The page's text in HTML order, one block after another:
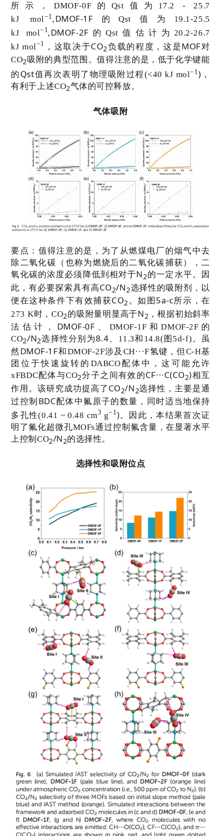
所示，DMOF-0F 的 Qst 值为 17.2 - 25.7
kJmol−1 ,DMOF-1F 的Qst 值为 19.1-25.5
kJ mol−1,DMOF-2F 的Qst 值估计为 20.2-26.7
kJmol−1 ，这取决于CO2负载的程度，这是MOF对
CO2吸附的典型范围。值得注意的是，低于化学键能
的 Qst值再次表明了物理吸附过程(<40 kJ mol−1) ，
有利于上述CO2气体的可控释放。
气体吸附
要点： 值得注意的是，为了从燃煤电厂的烟气中去
除二氧化碳（也称为燃烧后的二氧化碳捕获），二
氧化碳的浓度必须降低到相对于N2的一定水平。
因
此，有必要探索具有高CO2/N2选择性的吸附剂，以
便在这种条件下有效捕获CO2。如图 5a-c所示，在
273 K时，CO2的吸附量明显高于N2 ，根据初始斜率
法估计， DMOF-0F 、 DMOF-1F 和DMOF-2F 的
CO2/N2选择性分别为8.4、 11.3和 14.8( 图 5d-f)。虽
然 DMOF-1F和 DMOF-2F涉及 CH···F氢键，但 C-H基
团位于快速旋转的 DABCO 配体中，这可能允许
xFBDC配体与CO2分子之间有效的CF···C(CO2)相互
作用。该研究 成功提高了 CO2/N2选择性，主要是通
过控制 BDC配体中氟原子的数量，同时适当地保持
多孔性(0.41 ~ 0.48 cm3 g−1)。因此，本结果首次证
明了氟化超微孔MOFs通过控制氟含量，在显著水平
上控制CO2/N2的选择性。
选择性和吸附位点